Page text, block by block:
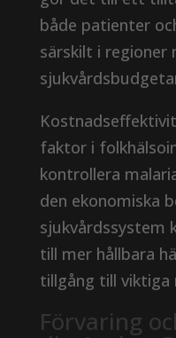
både patienter
särskilt i regioner
faktor i
kontrollera
den ekonomiska
sjukvårdssystem
till mer hållbara
tillgång till viktiga
Förvaring